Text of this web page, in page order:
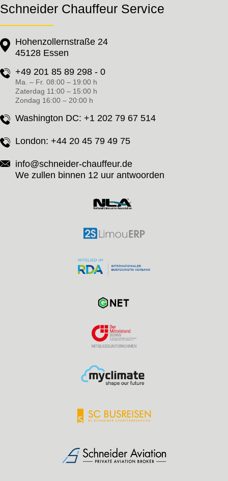
Schneider Chauffeur Service
Hohenzollernstraße 24
45128 Essen
+49 201 85 89 298 - 0
Ma. – Fr. 08:00 – 19:00 h
Zaterdag 11:00 – 15:00 h
Zondag 16:00 – 20:00 h
Washington DC: +1 202 79 67 514
London: +44 20 45 79 49 75
info@schneider-chauffeur.de
We zullen binnen 12 uur antwoorden